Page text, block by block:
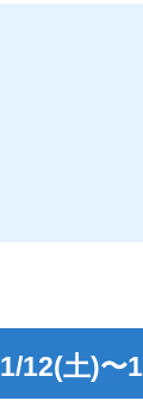
1/12(土)〜